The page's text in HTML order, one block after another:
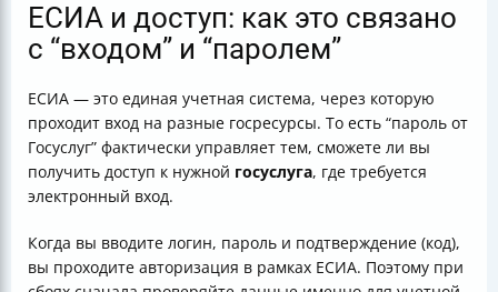
ЕСИА и доступ: как это связано
с “входом” и “паролем”
ЕСИА — это единая учетная система, через которую
проходит вход на разные госресурсы. То есть “пароль от
Госуслуг” фактически управляет тем, сможете ли вы
получить доступ к нужной госуслуга, где требуется
электронный вход.
Когда вы вводите логин, пароль и подтверждение (код),
вы проходите авторизация в рамках ЕСИА. Поэтому при